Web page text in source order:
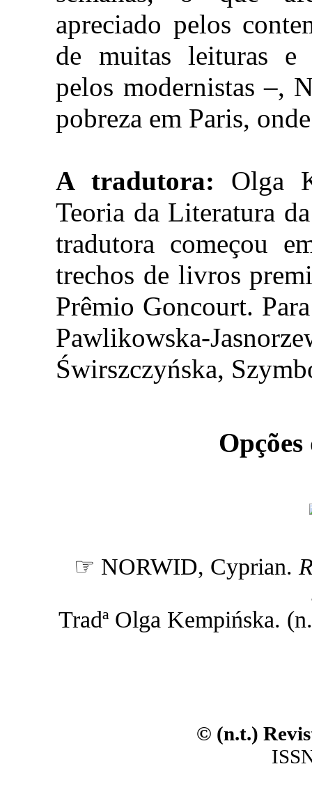
apreciado pelos
de muitas leituras e
pelos modernistas –,
pobreza em Paris,
A tradutora: Olga
Teoria da Literatura
tradutora começou
trechos de livros
Prêmio Goncourt.
Pawlikowska-
Świrszczyńska,
☞ NORWID, Cyprian.
Tradª Olga Kempińska.
© (n.t.)